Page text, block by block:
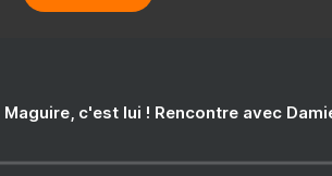
c'est lui ! Rencontre avec